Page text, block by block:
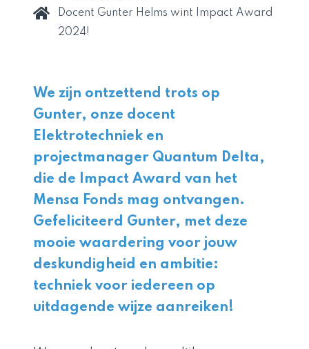
Docent Gunter Helms wint Impact Award
2024!
We zijn ontzettend trots op
Gunter, onze docent
Elektrotechniek en
projectmanager Quantum Delta,
die de Impact Award van het
Mensa Fonds mag ontvangen.
Gefeliciteerd Gunter, met deze
mooie waardering voor jouw
deskundigheid en ambitie:
techniek voor iedereen op
uitdagende wijze aanreiken!